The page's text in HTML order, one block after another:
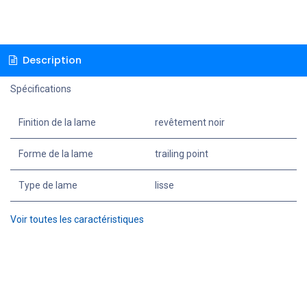
Description
Spécifications
Finition de la lame revêtement noir
Forme de la lame trailing point
Type de lame lisse
Voir toutes les caractéristiques